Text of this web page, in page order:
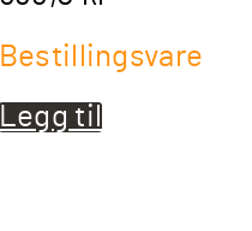
Bestillingsvare
Legg til